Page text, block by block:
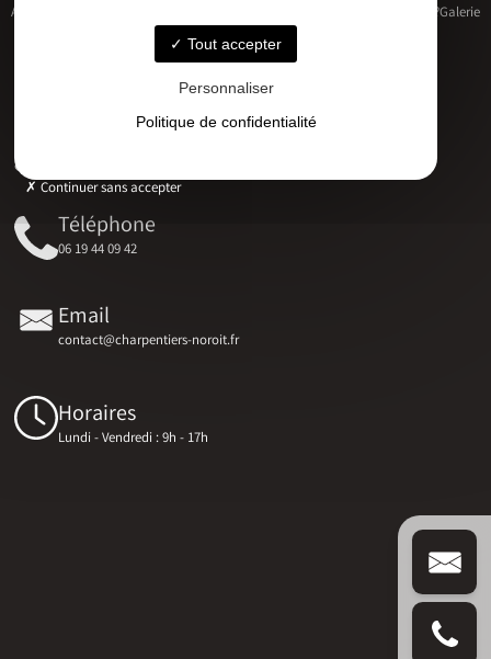
Accueil Qui sommes-nous ?Galerie
Contact
Téléphone
06 19 44 09 42
Email
contact@charpentiers-noroit.fr
Horaires
Lundi - Vendredi : 9h - 17h
Tout accepter
Personnaliser
Politique de confidentialité
Continuer sans accepter